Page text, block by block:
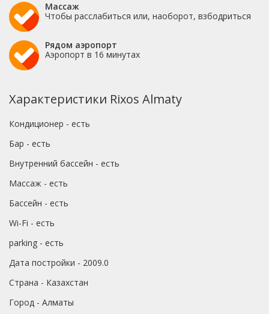
Массаж
Чтобы расслабиться или, наоборот, взбодриться
Рядом аэропорт
Аэропорт в 16 минутах
Характеристики Rixos Almaty
Кондиционер - есть
Бар - есть
Внутренний бассейн - есть
Массаж - есть
Бассейн - есть
Wi-Fi - есть
parking - есть
Дата постройки - 2009.0
Страна - Казахстан
Город - Алматы